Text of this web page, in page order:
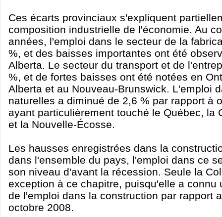
Ces écarts provinciaux s'expliquent
composition industrielle de l'économie. Au
années, l'emploi dans le secteur de la
%, et des baisses importantes ont été
Alberta. Le secteur du transport et de
%, et de fortes baisses ont été notées en
Alberta et au Nouveau-Brunswick. L'emploi
naturelles a diminué de 2,6 % par rapport à
ayant particulièrement touché le Québec, la
et la Nouvelle-Écosse.
Les hausses enregistrées dans la
dans l'ensemble du pays, l'emploi dans ce
son niveau d'avant la récession. Seule la
exception à ce chapitre, puisqu'elle a connu
de l'emploi dans la construction par rapport
octobre 2008.